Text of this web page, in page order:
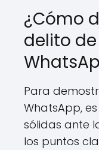
¿Cómo
delito
Para
WhatsApp,
sólidas ante
los puntos